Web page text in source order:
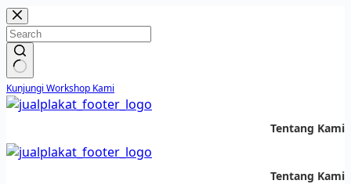
Skip
to
content
No
results
Kunjungi Workshop Kami
Solusi Custom Plakat Nomer 1 di Indonesia - jualplakat.id
Tentang Kami
Solusi Custom Plakat Nomer 1 di Indonesia - jualplakat.id
Tentang Kami